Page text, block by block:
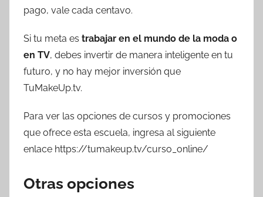
pago, vale cada centavo.
Si tu meta es trabajar en el mundo de la moda o
en TV, debes invertir de manera inteligente en tu
futuro, y no hay mejor inversión que
TuMakeUp.tv.
Para ver las opciones de cursos y promociones
que ofrece esta escuela, ingresa al siguiente
enlace https://tumakeup.tv/curso_online/
Otras opciones